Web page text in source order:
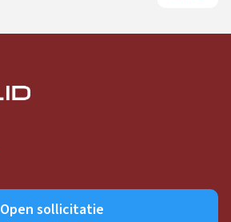
Open sollicitatie